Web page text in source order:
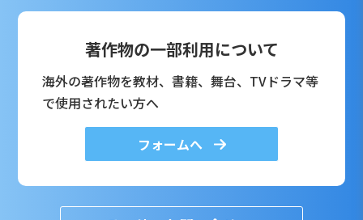
著作物の一部利用について
海外の著作物を教材、書籍、舞台、TVドラマ等
で使用されたい方へ
フォームへ